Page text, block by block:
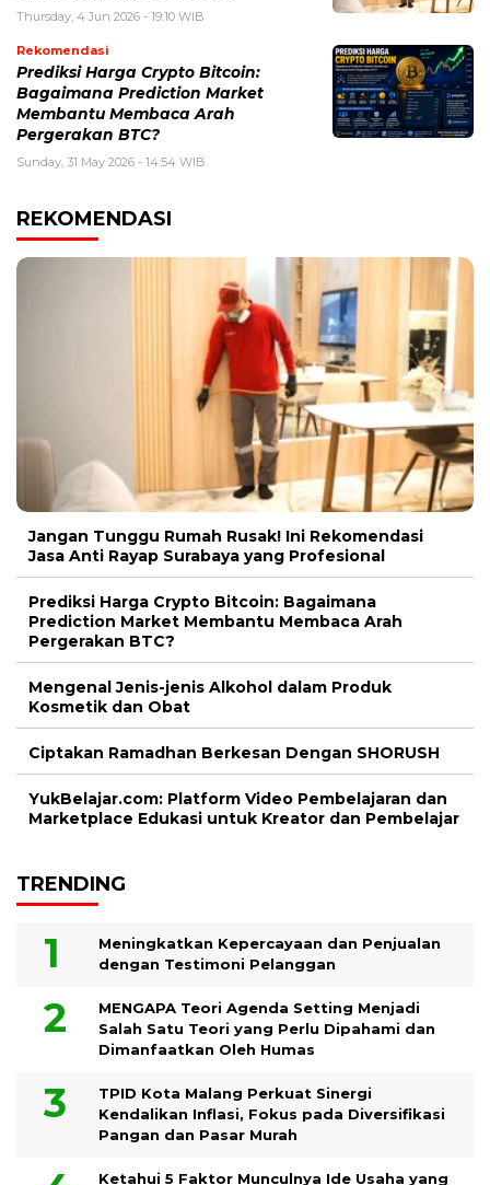
Thursday, 4 Jun 2026 - 19:10 WIB
Rekomendasi
Prediksi Harga Crypto Bitcoin:
Bagaimana Prediction Market
Membantu Membaca Arah
Pergerakan BTC?
Sunday, 31 May 2026 - 14:54 WIB
REKOMENDASI
Jangan Tunggu Rumah Rusak! Ini Rekomendasi
Jasa Anti Rayap Surabaya yang Profesional
Prediksi Harga Crypto Bitcoin: Bagaimana
Prediction Market Membantu Membaca Arah
Pergerakan BTC?
Mengenal Jenis-jenis Alkohol dalam Produk
Kosmetik dan Obat
Ciptakan Ramadhan Berkesan Dengan SHORUSH
YukBelajar.com: Platform Video Pembelajaran dan
Marketplace Edukasi untuk Kreator dan Pembelajar
TRENDING
Meningkatkan Kepercayaan dan Penjualan
dengan Testimoni Pelanggan
MENGAPA Teori Agenda Setting Menjadi
Salah Satu Teori yang Perlu Dipahami dan
Dimanfaatkan Oleh Humas
TPID Kota Malang Perkuat Sinergi
Kendalikan Inflasi, Fokus pada Diversifikasi
Pangan dan Pasar Murah
Ketahui 5 Faktor Munculnya Ide Usaha yang